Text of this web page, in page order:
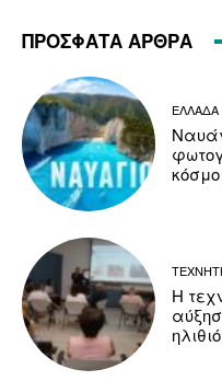
ΠΡΟΣΦΑΤΑ ΑΡΘΡΑ
ΕΛΛΑΔΑ
κόσμο
Η